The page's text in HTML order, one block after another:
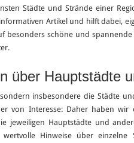
Städte und Strände einer
Artikel und hilft dabei,
besonders schöne und
über Hauptstädte
insbesondere die Städte
von Interesse: Daher haben
jeweiligen Hauptstädte und
Hinweise über einzelne